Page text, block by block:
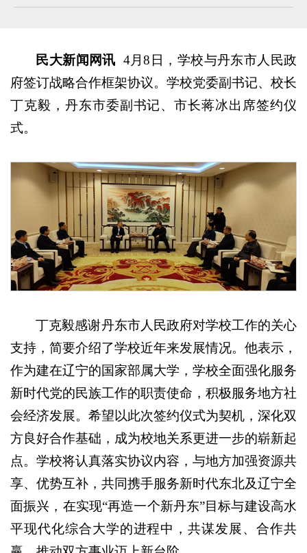
民大新闻网讯 4月8日，学校与丹东市人民政
府签订战略合作框架协议。学校党委副书记、校长
丁克毅，丹东市委副书记、市长蒋冰出席签约仪
式。
丁克毅感谢丹东市人民政府对学校工作的关心
支持，简要介绍了学校近年来发展情况。他表示，
作为建在辽宁的国家部属大学，学校全面强化服务
新时代党的民族工作的职责使命，积极服务地方社
会经济发展。希望以此次签约仪式为契机，深化双
方良好合作基础，成为校地关系更进一步的崭新起
点。学校将认真落实协议内容，与地方加强资源共
享、优势互补，共同携手服务新时代东北及辽宁全
面振兴，在实现“再造一个新丹东”目标与建设高水
平现代化综合大学的进程中，共谋发展、合作共